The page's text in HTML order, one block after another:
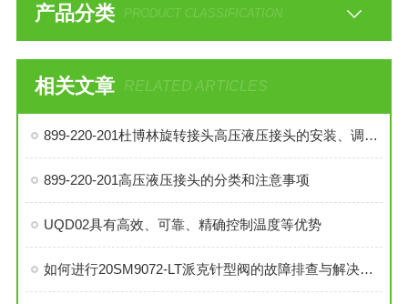
产品分类 PRODUCT CLASSIFICATION
相关文章 RELATED ARTICLES
899-220-201杜博林旋转接头高压液压接头的安装、调试与维护技巧
899-220-201高压液压接头的分类和注意事项
UQD02具有高效、可靠、精确控制温度等优势
如何进行20SM9072-LT派克针型阀的故障排查与解决措施？